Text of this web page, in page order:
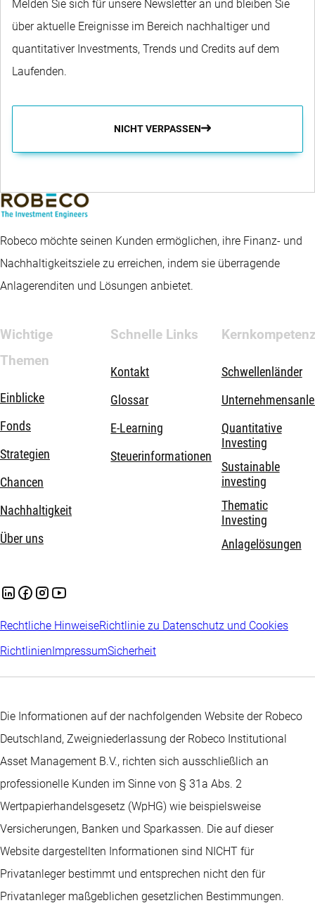
Melden Sie sich für unsere Newsletter an und bleiben Sie
über aktuelle Ereignisse im Bereich nachhaltiger und
quantitativer Investments, Trends und Credits auf dem
Laufenden.
NICHT VERPASSEN
Robeco möchte seinen Kunden ermöglichen, ihre Finanz- und
Nachhaltigkeitsziele zu erreichen, indem sie überragende
Anlagerenditen und Lösungen anbietet.
Wichtige
Themen
Einblicke
Fonds
Strategien
Chancen
Nachhaltigkeit
Über uns
Schnelle Links
Kontakt
Glossar
E-Learning
Steuerinformationen
Schwellenländer
Quantitative
Investing
Sustainable
investing
Thematic
Investing
Anlagelösungen
Rechtliche HinweiseRichtlinie zu Datenschutz und Cookies
RichtlinienImpressumSicherheit
Die Informationen auf der nachfolgenden Website der Robeco
Deutschland, Zweigniederlassung der Robeco Institutional
Asset Management B.V., richten sich ausschließlich an
professionelle Kunden im Sinne von § 31a Abs. 2
Wertpapierhandelsgesetz (WpHG) wie beispielsweise
Versicherungen, Banken und Sparkassen. Die auf dieser
Website dargestellten Informationen sind NICHT für
Privatanleger bestimmt und entsprechen nicht den für
Privatanleger maßgeblichen gesetzlichen Bestimmungen.